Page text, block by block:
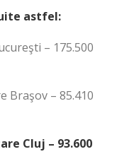
astfel:
– 175.500
Braşov – 85.410
Cluj – 93.600